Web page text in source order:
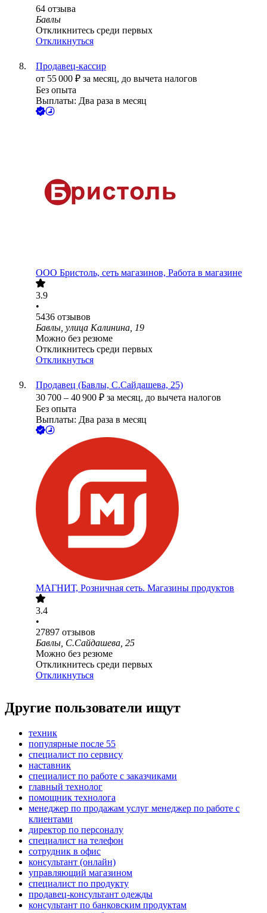
64 отзыва
Бавлы
Откликнитесь среди первых
Откликнуться
Продавец-кассир
от 55 000 ₽ за месяц, до вычета налогов
Без опыта
Выплаты: Два раза в месяц
ООО Бристоль, сеть магазинов, Работа в магазине
3.9
•
5436 отзывов
Бавлы, улица Калинина, 19
Можно без резюме
Откликнитесь среди первых
Откликнуться
Продавец (Бавлы, С.Сайдашева, 25)
30 700 – 40 900 ₽ за месяц, до вычета налогов
Без опыта
Выплаты: Два раза в месяц
МАГНИТ, Розничная сеть. Магазины продуктов
3.4
•
27897 отзывов
Бавлы, С.Сайдашева, 25
Можно без резюме
Откликнитесь среди первых
Откликнуться
Другие пользователи ищут
техник
популярные после 55
специалист по сервису
наставник
специалист по работе с заказчиками
главный технолог
помощник технолога
менеджер по продажам услуг менеджер по работе с
клиентами
директор по персоналу
специалист на телефон
сотрудник в офис
консультант (онлайн)
управляющий магазином
специалист по продукту
продавец-консультант одежды
консультант по банковским продуктам